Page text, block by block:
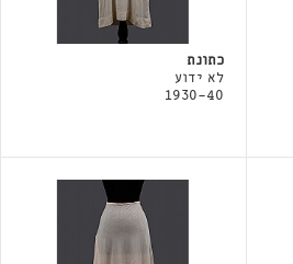
כתונת
לא ידוע
1930-40